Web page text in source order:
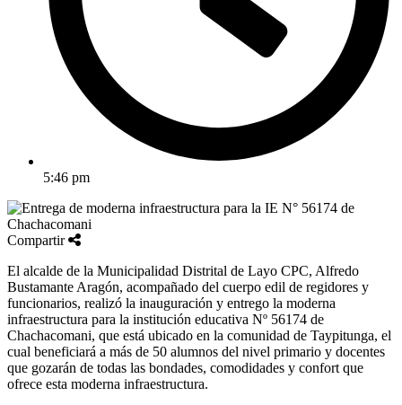
5:46 pm
Compartir
El alcalde de la Municipalidad Distrital de Layo CPC, Alfredo
Bustamante Aragón, acompañado del cuerpo edil de regidores y
funcionarios, realizó la inauguración y entrego la moderna
infraestructura para la institución educativa Nº 56174 de
Chachacomani, que está ubicado en la comunidad de Taypitunga, el
cual beneficiará a más de 50 alumnos del nivel primario y docentes
que gozarán de todas las bondades, comodidades y confort que
ofrece esta moderna infraestructura.